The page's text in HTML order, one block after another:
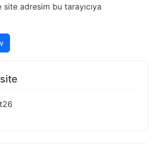
adresim bu tarayıcıya